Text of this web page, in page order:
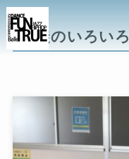
生徒のいろいろ